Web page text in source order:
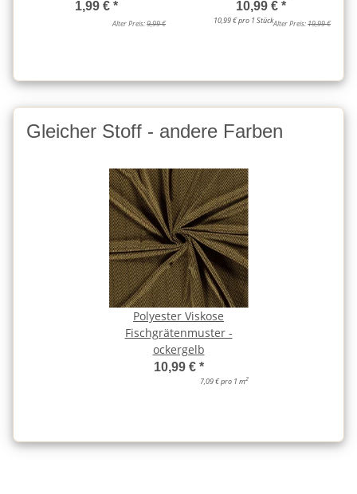
1,99 € *
Alter Preis:9,99 €
10,99 € *
10,99 € pro 1 StückAlter Preis:19,99 €
Gleicher Stoff - andere Farben
Polyester Viskose
Fischgrätenmuster -
ockergelb
10,99 € *
7,09 € pro 1 m2